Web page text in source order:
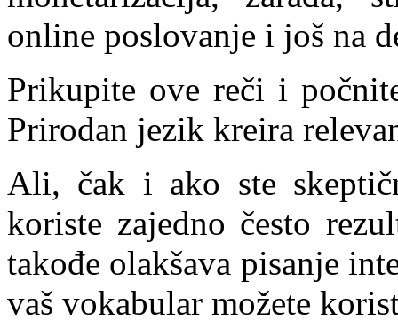
online poslovanje i još na
Prikupite ove reči i
Prirodan jezik kreira
Ali, čak i ako ste
koriste zajedno često
takođe olakšava pisanje
vaš vokabular možete